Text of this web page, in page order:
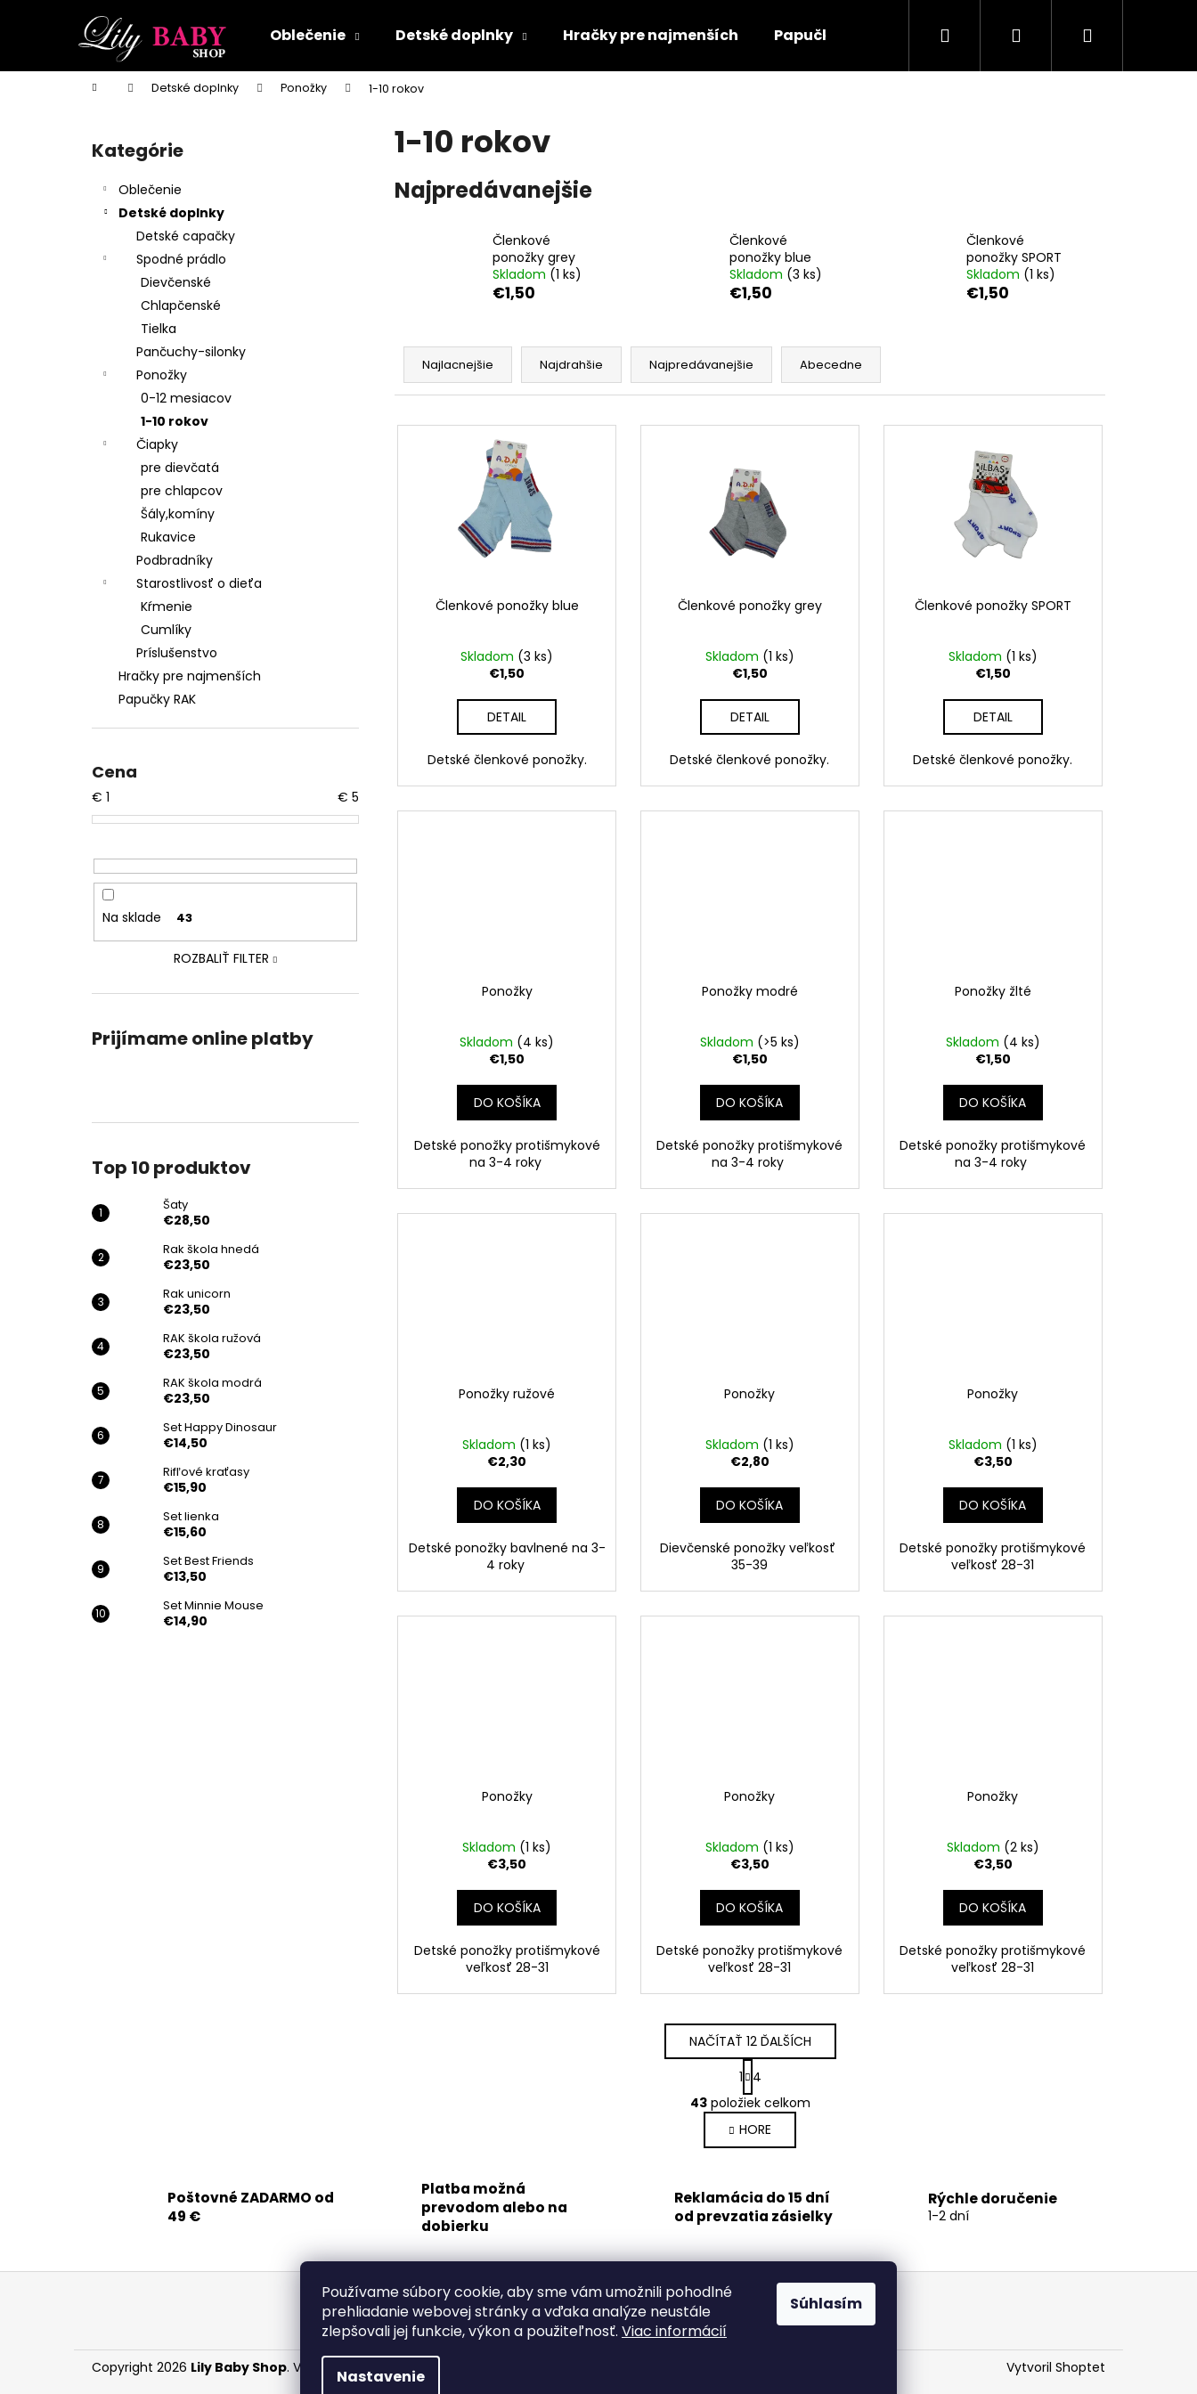
Používame súbory cookie, aby sme vám umožnili pohodlné
prehliadanie webovej stránky a vďaka analýze neustále
zlepšovali jej funkcie, výkon a použiteľnosť. Viac informácií
Nastavenie
Súhlasím
Oblečenie Detské doplnky Hračky pre najmenších Papučky RAK Kontakty Ochrana osobných
Hľadať PrihlásenieNákupný
Domov Detské doplnky Ponožky 1-10 rokov
Preskočiť
kategórie
Kategórie
Oblečenie
Detské doplnky
Detské capačky
Spodné prádlo
Dievčenské
Chlapčenské
Tielka
Pančuchy-silonky
Ponožky
0-12 mesiacov
1-10 rokov
Čiapky
pre dievčatá
pre chlapcov
Šály,komíny
Rukavice
Podbradníky
Starostlivosť o dieťa
Kŕmenie
Cumlíky
Príslušenstvo
Hračky pre najmenších
Papučky RAK
Cena
€ 1 € 5
Na sklade 43
ROZBALIŤ FILTER
Prijímame online platby
Top 10 produktov
Šaty
€28,50
Rak škola hnedá
€23,50
Rak unicorn
€23,50
RAK škola ružová
€23,50
RAK škola modrá
€23,50
Set Happy Dinosaur
€14,50
Rifľové kraťasy
€15,90
Set lienka
€15,60
Set Best Friends
€13,50
Set Minnie Mouse
€14,90
1-10 rokov
Najpredávanejšie
Členkové
ponožky grey
Skladom (1 ks)
€1,50
Členkové
ponožky blue
Skladom (3 ks)
€1,50
Členkové
ponožky SPORT
Skladom (1 ks)
€1,50
R
d
Najlacnejšie Najdrahšie Najpredávanejšie Abecedne
V
Členkové ponožky blue
Skladom (3 ks)
€1,50
DETAIL
Detské členkové ponožky.
Členkové ponožky grey
Skladom (1 ks)
€1,50
DETAIL
Detské členkové ponožky.
Členkové ponožky SPORT
Skladom (1 ks)
€1,50
DETAIL
Detské členkové ponožky.
Ponožky
Skladom (4 ks)
€1,50
DO KOŠÍKA
Detské ponožky protišmykové
na 3-4 roky
Ponožky modré
Skladom (>5 ks)
€1,50
DO KOŠÍKA
Detské ponožky protišmykové
na 3-4 roky
Ponožky žlté
Skladom (4 ks)
€1,50
DO KOŠÍKA
Detské ponožky protišmykové
na 3-4 roky
Ponožky ružové
Skladom (1 ks)
€2,30
DO KOŠÍKA
Detské ponožky bavlnené na 3-
4 roky
Ponožky
Skladom (1 ks)
€2,80
DO KOŠÍKA
Dievčenské ponožky veľkosť
35-39
Ponožky
Skladom (1 ks)
€3,50
DO KOŠÍKA
Detské ponožky protišmykové
veľkosť 28-31
Ponožky
Skladom (1 ks)
€3,50
DO KOŠÍKA
Detské ponožky protišmykové
veľkosť 28-31
Ponožky
Skladom (1 ks)
€3,50
DO KOŠÍKA
Detské ponožky protišmykové
veľkosť 28-31
Ponožky
Skladom (2 ks)
€3,50
DO KOŠÍKA
Detské ponožky protišmykové
veľkosť 28-31
O
v
l
á
a
c
e
NAČÍTAŤ 12 ĎALŠÍCH
S
t
r
á
n
k
a
n
e
1
4
43položiek celkom
HORE
Poštovné ZADARMO od
49 €
Platba možná
prevodom alebo na
dobierku
Reklamácia do 15 dní
od prevzatia zásielky
Rýchle doručenie
1-2 dní
í
Späť
do
Späť
do
Čo potrebujete nájsť?
Odporúčame
€28,50
€23,50
€23,50
Z
Vytvoril Shoptet
Copyright 2026 Lily Baby Shop. Všetky práva vyhradené.